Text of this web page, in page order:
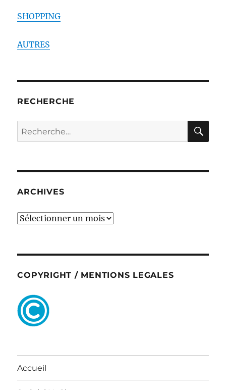
SHOPPING
AUTRES
RECHERCHE
Recherche
pour :
ARCHIVES
ARCHIVES
COPYRIGHT / MENTIONS LEGALES
Accueil